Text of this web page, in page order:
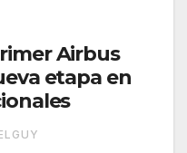
Airbus
etapa en